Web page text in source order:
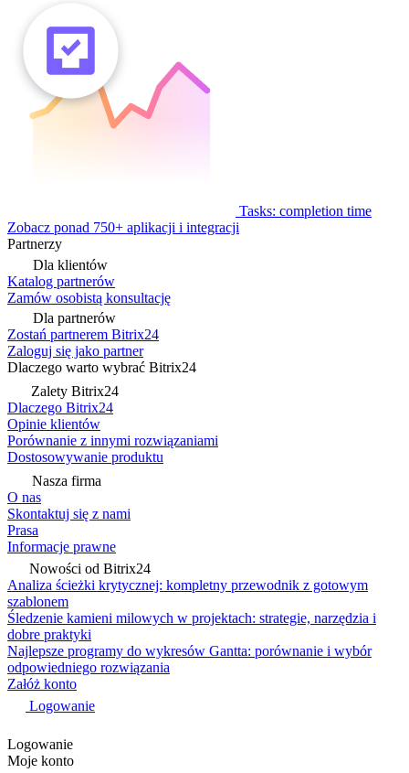
Tasks: completion time
Zobacz ponad 750+ aplikacji i integracji
Partnerzy
Dla klientów
Katalog partnerów
Zamów osobistą konsultację
Dla partnerów
Zostań partnerem Bitrix24
Zaloguj się jako partner
Dlaczego warto wybrać Bitrix24
Zalety Bitrix24
Dlaczego Bitrix24
Opinie klientów
Porównanie z innymi rozwiązaniami
Dostosowywanie produktu
Nasza firma
O nas
Skontaktuj się z nami
Prasa
Informacje prawne
Nowości od Bitrix24
Analiza ścieżki krytycznej: kompletny przewodnik z gotowym
szablonem
Śledzenie kamieni milowych w projektach: strategie, narzędzia i
dobre praktyki
Najlepsze programy do wykresów Gantta: porównanie i wybór
odpowiedniego rozwiązania
Załóż konto
Logowanie
Logowanie
Moje konto